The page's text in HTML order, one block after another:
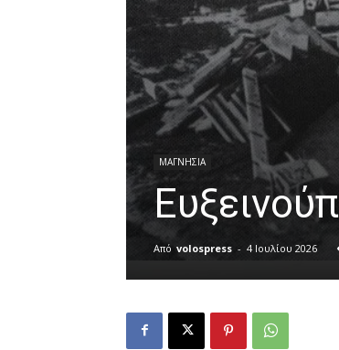
ΜΑΓΝΗΣΙΑ
Από volospress - 4 Ιουλίου 2026